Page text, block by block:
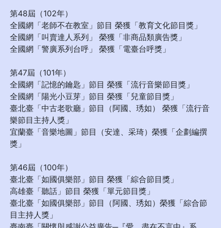
第48屆（102年）
全國網「老師不在教室」節目 榮獲「教育文化節目獎」
全國網「叫賣達人系列」 榮獲「非商品類廣告獎」
全國網「警廣系列台呼」 榮獲「電臺台呼獎」
第47屆（101年）
全國網「記憶的鑰匙」節目 榮獲「流行音樂節目獎」
全國網「陽光小豆芽」節目 榮獲「兒童節目獎」
臺北臺「中古老歌廳」節目（阿國、琇如） 榮獲「流行音
樂節目主持人獎」
宜蘭臺「音樂地圖」節目（安達、采琦）榮獲「企劃編撰
獎」
第46屆（100年）
臺北臺「如國俱樂部」節目 榮獲「綜合節目獎」
高雄臺「聽話」節目 榮獲「單元節目獎」
臺北臺「如國俱樂部」節目（阿國、琇如）榮獲「綜合節
目主持人獎」